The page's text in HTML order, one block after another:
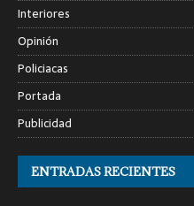
Interiores
Opinión
Policiacas
Portada
Publicidad
ENTRADAS RECIENTES